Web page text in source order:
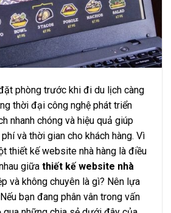
phòng trước khi đi du lịch càng
thời đại công nghệ phát triển
nhanh chóng và hiệu quả giúp
và thời gian cho khách hàng. Vì
thiết kế website nhà hàng là điều
giữa thiết kế website nhà
và không chuyên là gì? Nên lựa
bạn đang phân vân trong vấn